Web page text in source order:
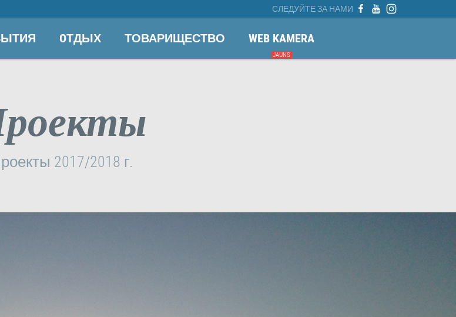
СЛЕДУЙТЕ ЗА НАМИ
OТДЫХ ТОВАРИЩЕСТВО WEB KAMERA
JAUNS
2017/2018 г.